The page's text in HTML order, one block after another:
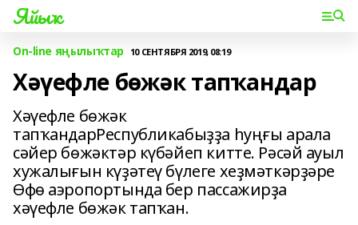
Яйыҡ
On-line яңылыҡтар 10 СЕНТЯБРЯ 2019, 08:19
Хәүефле бөжәк тапҡандар
Хәүефле бөжәк
тапҡандарРеспубликабыҙҙа һуңғы арала
сәйер бөжәктәр күбәйеп китте. Рәсәй ауыл
хужалығын күҙәтеү бүлеге хеҙмәткәрҙәре
Өфө аэропортында бер пассажирҙа
хәүефле бөжәк тапҡан.